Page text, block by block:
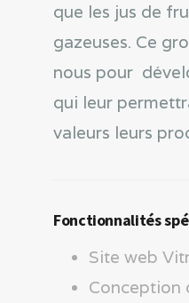
que les jus de
gazeuses. Ce
nous pour
qui leur
valeurs leurs
Fonctionnalités
Site web
Conception